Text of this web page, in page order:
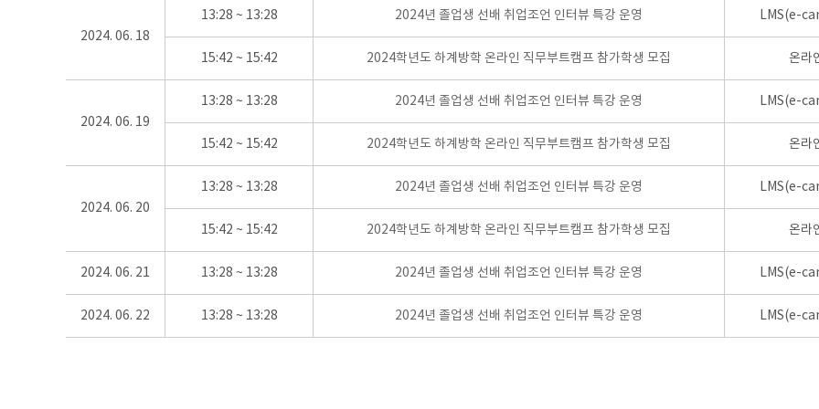
2024. 06. 18
13:28 ~ 13:28 2024년 졸업생 선배 취업조언 인터뷰 특강 운영 LMS(e-
15:42 ~ 15:42 2024학년도 하계방학 온라인 직무부트캠프 참가학생 모집 온라
2024. 06. 19
13:28 ~ 13:28 2024년 졸업생 선배 취업조언 인터뷰 특강 운영 LMS(e-
15:42 ~ 15:42 2024학년도 하계방학 온라인 직무부트캠프 참가학생 모집 온라
2024. 06. 20
13:28 ~ 13:28 2024년 졸업생 선배 취업조언 인터뷰 특강 운영 LMS(e-
15:42 ~ 15:42 2024학년도 하계방학 온라인 직무부트캠프 참가학생 모집 온라
2024. 06. 21 13:28 ~ 13:28 2024년 졸업생 선배 취업조언 인터뷰 특강 운영 LMS(e-
2024. 06. 22 13:28 ~ 13:28 2024년 졸업생 선배 취업조언 인터뷰 특강 운영 LMS(e-